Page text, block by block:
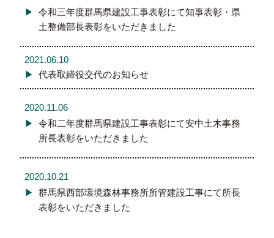
令和三年度群馬県建設工事表彰にて知事表彰・県
土整備部長表彰をいただきました
2021.06.10
代表取締役交代のお知らせ
2020.11.06
令和二年度群馬県建設工事表彰にて安中土木事務
所長表彰をいただきました
2020.10.21
群馬県西部環境森林事務所所管建設工事にて所長
表彰をいただきました